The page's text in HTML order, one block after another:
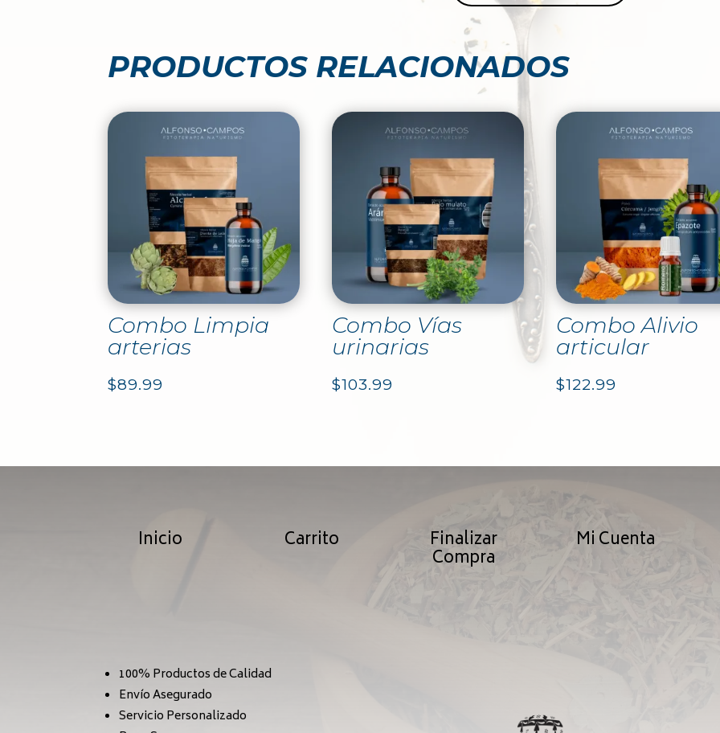
PRODUCTOS RELACIONADOS
Combo Limpia
arterias
$89.99
Combo Vías
urinarias
$103.99
Combo Alivio
articular
$122.99
Inicio Carrito Finalizar
Compra
Mi Cuenta
100% Productos de Calidad
Envío Asegurado
Servicio Personalizado